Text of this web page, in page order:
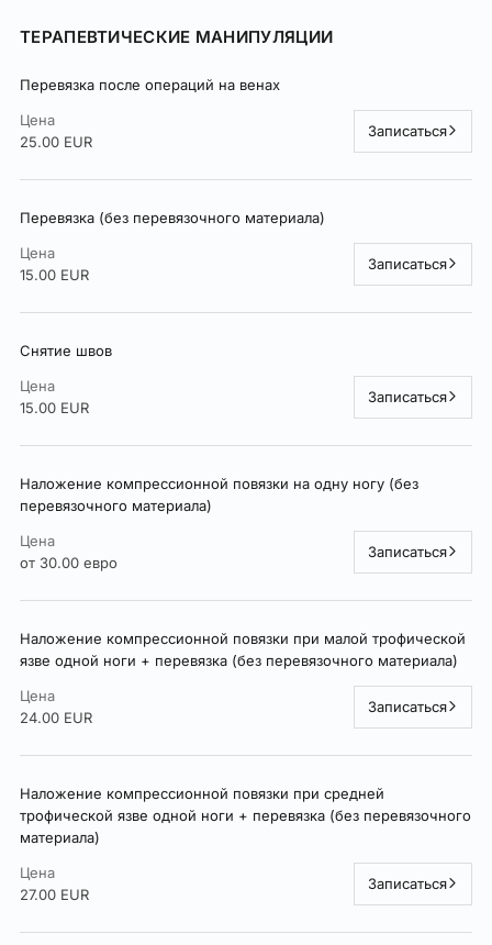
ТЕРАПЕВТИЧЕСКИЕ МАНИПУЛЯЦИИ
Перевязка после операций на венах
Цена
25.00 EUR
Записаться
Перевязка (без перевязочного материала)
Цена
15.00 EUR
Записаться
Снятие швов
Цена
15.00 EUR
Записаться
Наложение компрессионной повязки на одну ногу (без
перевязочного материала)
Цена
от 30.00 евро
Записаться
Наложение компрессионной повязки при малой трофической
язве одной ноги + перевязка (без перевязочного материала)
Цена
24.00 EUR
Записаться
Наложение компрессионной повязки при средней
трофической язве одной ноги + перевязка (без перевязочного
материала)
Цена
27.00 EUR
Записаться